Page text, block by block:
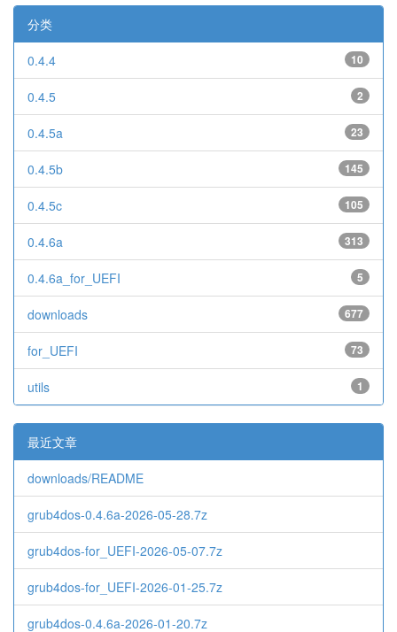
分类
10
0.4.4
2
0.4.5
23
0.4.5a
145
0.4.5b
105
0.4.5c
313
0.4.6a
5
0.4.6a_for_UEFI
677
downloads
73
for_UEFI
1
utils
最近文章
downloads/README
grub4dos-0.4.6a-2026-05-28.7z
grub4dos-for_UEFI-2026-05-07.7z
grub4dos-for_UEFI-2026-01-25.7z
grub4dos-0.4.6a-2026-01-20.7z